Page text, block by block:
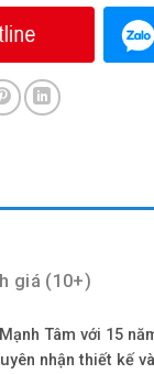
giá (10+)
Tâm với 15
nhận thiết kế